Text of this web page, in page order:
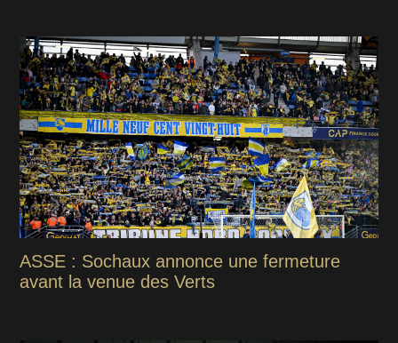
ASSE : Sochaux annonce une fermeture
avant la venue des Verts